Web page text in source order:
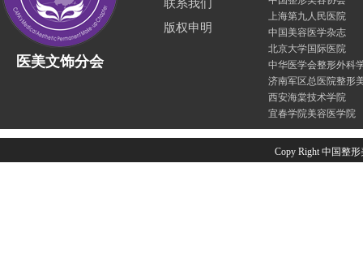
医美文饰分会
联系我们
版权申明
上海第九人民医院
中国美容医学杂志
北京大学国际医院
中华医学会整形外科
济南军区总医院整形
西安海棠技术学院
宜春学院美容医学院
Copy Right 中国整